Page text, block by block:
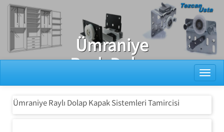
Ray Dolap Tamiri
Ümraniye
Raylı Dolap
Kapak
Sistemleri
Tamircisi
Ümraniye Raylı Dolap Kapak Sistemleri Tamircisi